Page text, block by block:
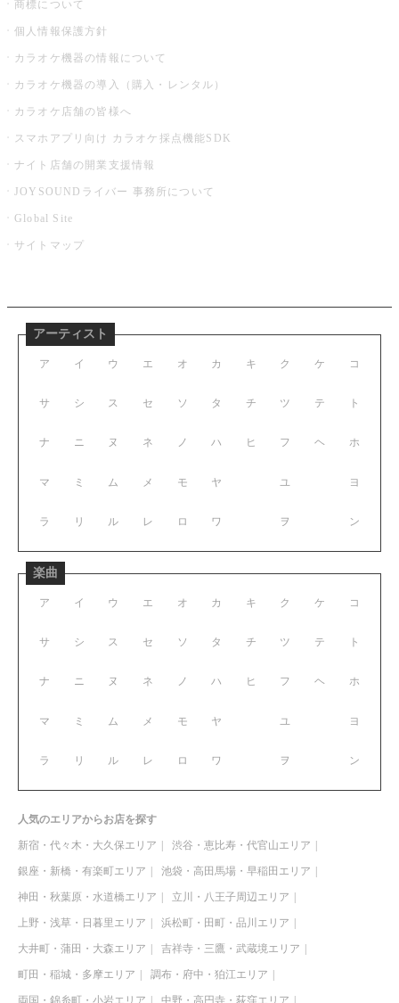
商標について
個人情報保護方針
カラオケ機器の情報について
カラオケ機器の導入（購入・レンタル）
カラオケ店舗の皆様へ
スマホアプリ向け カラオケ採点機能SDK
ナイト店舗の開業支援情報
JOYSOUNDライバー 事務所について
Global Site
サイトマップ
アーティスト
ア イ ウ エ オ
サ シ ス セ ソ
ナ ニ ヌ ネ ノ
マ ミ ム メ モ
ラ リ ル レ ロ
カ キ ク ケ コ
タ チ ツ テ ト
ハ ヒ フ ヘ ホ
ヤ ユ ヨ
ワ ヲ ン
楽曲
ア イ ウ エ オ
サ シ ス セ ソ
ナ ニ ヌ ネ ノ
マ ミ ム メ モ
ラ リ ル レ ロ
カ キ ク ケ コ
タ チ ツ テ ト
ハ ヒ フ ヘ ホ
ヤ ユ ヨ
ワ ヲ ン
人気のエリアからお店を探す
新宿・代々木・大久保エリア 渋谷・恵比寿・代官山エリア
銀座・新橋・有楽町エリア 池袋・高田馬場・早稲田エリア
神田・秋葉原・水道橋エリア 立川・八王子周辺エリア
上野・浅草・日暮里エリア 浜松町・田町・品川エリア
大井町・蒲田・大森エリア 吉祥寺・三鷹・武蔵境エリア
町田・稲城・多摩エリア 調布・府中・狛江エリア
両国・錦糸町・小岩エリア 中野・高円寺・荻窪エリア